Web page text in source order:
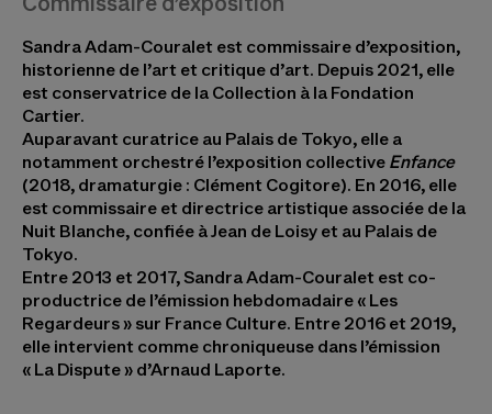
Sandra Adam-Couralet est commissaire d’exposition,
historienne de l’art et critique d’art. Depuis 2021, elle
est conservatrice de la Collection à la Fondation
Cartier.
Auparavant curatrice au Palais de Tokyo, elle a
notamment orchestré l’exposition collective Enfance
(2018, dramaturgie : Clément Cogitore). En 2016, elle
est commissaire et directrice artistique associée de la
Nuit Blanche, confiée à Jean de Loisy et au Palais de
Tokyo.
Entre 2013 et 2017, Sandra Adam-Couralet est co-
productrice de l’émission hebdomadaire « Les
Regardeurs » sur France Culture. Entre 2016 et 2019,
elle intervient comme chroniqueuse dans l’émission
« La Dispute » d’Arnaud Laporte.